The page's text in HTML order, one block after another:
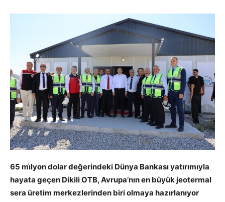
65 mi̇lyon dolar değerindeki Dünya Bankası yatırımıyla
hayata geçen Dikili OTB, Avrupa’nın en büyük jeotermal
sera üretim merkezlerinden biri olmaya hazırlanıyor